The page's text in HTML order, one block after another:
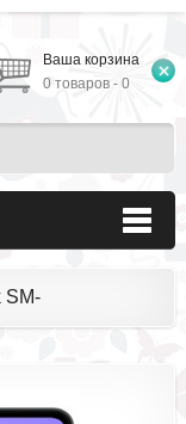
Ваша корзина
0 товаров - 0
SM-